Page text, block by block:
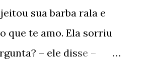
sempre do único
feliz. O único
apaixonado. ...
sua barba rala e
que te amo. Ela sorriu
– ele disse –